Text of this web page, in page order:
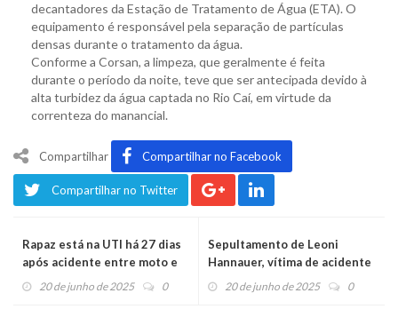
decantadores da Estação de Tratamento de Água (ETA). O
equipamento é responsável pela separação de partículas
densas durante o tratamento da água.
Conforme a Corsan, a limpeza, que geralmente é feita
durante o período da noite, teve que ser antecipada devido à
alta turbidez da água captada no Rio Caí, em virtude da
correnteza do manancial.
Compartilhar Compartilhar no Facebook
Compartilhar no Twitter
Rapaz está na UTI há 27 dias
após acidente entre moto e
caminhão do lixo
20 de junho de 2025 0
Sepultamento de Leoni
Hannauer, vítima de acidente
em Bom Princípio, será
20 de junho de 2025 0